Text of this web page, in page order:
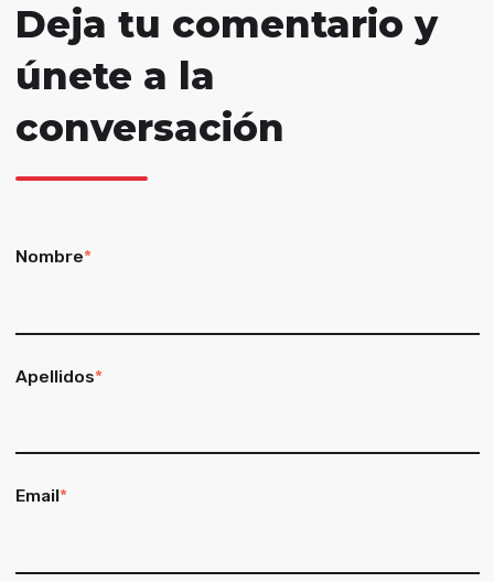
Deja tu comentario y
únete a la
conversación
Nombre*
Apellidos*
Email*